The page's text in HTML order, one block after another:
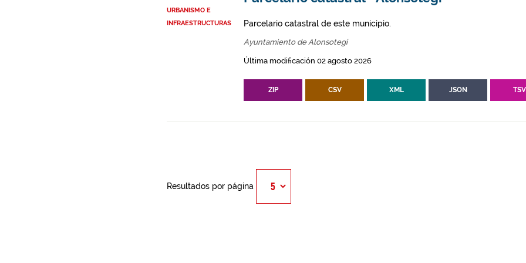
URBANISMO E
INFRAESTRUCTURAS
Parcelario catastral de este municipio.
Ayuntamiento de Alonsotegi
Última modificación 02 agosto 2026
ZIP CSV XML JSON TSV
Resultados por página